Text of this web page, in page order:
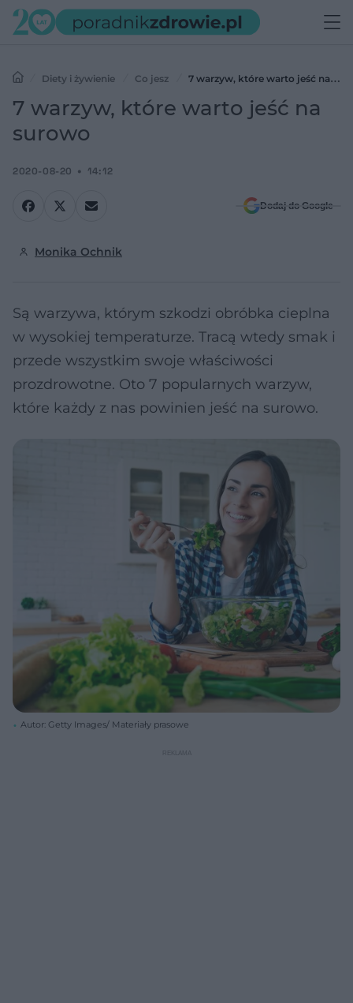
Diety i żywienie Co jesz
7 warzyw, które warto jeść na
surowo
7 warzyw, które warto jeść na
surowo
2020-08-20 14:12
Dodaj do Google
Monika Ochnik
Są warzywa, którym szkodzi obróbka cieplna
w wysokiej temperaturze. Tracą wtedy smak i
przede wszystkim swoje właściwości
prozdrowotne. Oto 7 popularnych warzyw,
które każdy z nas powinien jeść na surowo.
Autor: Getty Images/ Materiały prasowe